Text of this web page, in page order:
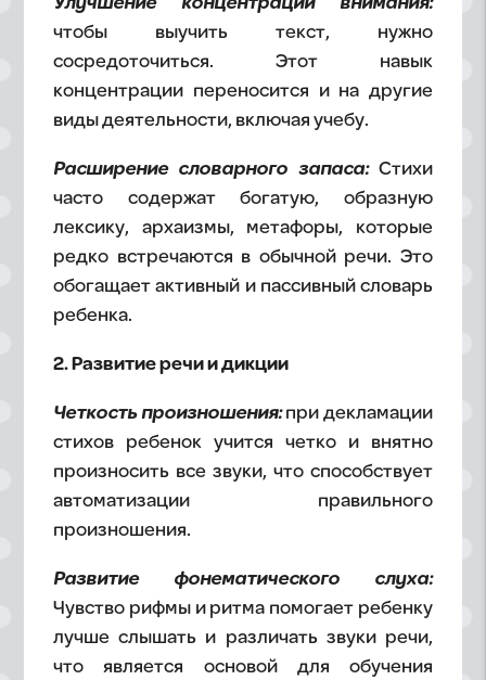
Улучшение концентрации внимания:
чтобы выучить текст, нужно
сосредоточиться. Этот навык
концентрации переносится и на другие
виды деятельности, включая учебу.
Расширение словарного запаса: Стихи
часто содержат богатую, образную
лексику, архаизмы, метафоры, которые
редко встречаются в обычной речи. Это
обогащает активный и пассивный словарь
ребенка.
2. Развитие речи и дикции
Четкость произношения:при декламации
стихов ребенок учится четко и внятно
произносить все звуки, что способствует
автоматизации правильного
произношения.
Развитие фонематического слуха:
Чувство рифмы и ритма помогает ребенку
лучше слышать и различать звуки речи,
что является основой для обучения